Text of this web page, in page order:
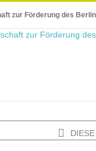
zur Förderung des